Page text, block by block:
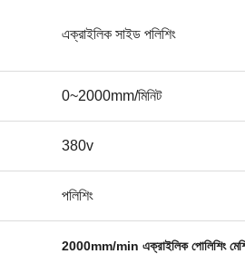
এক্রাইলিক সাইড পলিশিং
0~2000mm/মিনিট
380v
পলিশিং
2000mm/min এক্রাইলিক পোলিশিং